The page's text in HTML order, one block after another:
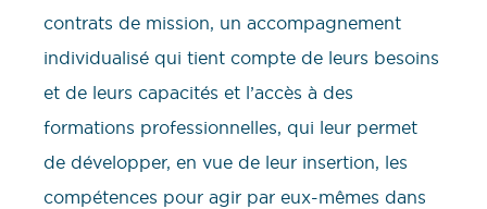
contrats de mission, un accompagnement
individualisé qui tient compte de leurs besoins
et de leurs capacités et l’accès à des
formations professionnelles, qui leur permet
de développer, en vue de leur insertion, les
compétences pour agir par eux-mêmes dans